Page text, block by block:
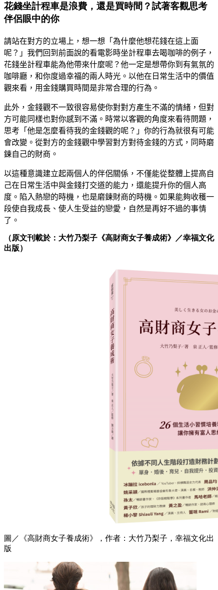
花錢坐計程車是浪費，還是買時間？試著客觀思考
伴侶眼中的你
請站在對方的立場上，想一想「為什麼他想花錢在這上面
呢？」 我們回到前面說的看電影時坐計程車去喝咖啡的例子，
花錢坐計程車能為他帶來什麼呢？ 他一定是想帶你到有氣氛的
咖啡廳，和你度過幸福的兩人時光。 以他在日常生活中的價值
觀來看，用金錢購買時間是非常合理的行為。
此外，金錢觀不一致很容易使你對對方產生不滿的情緒，但對
方可能同樣也對你感到不滿。 時常以客觀的角度來看待問題，
思考「他是怎麼看待我的金錢觀的呢？」你的行為就很有可能
會改變。 從對方的金錢觀中學習對方對待金錢的方式，同時磨
鍊自己的財商。
以這種意識建立起兩個人的伴侶關係，不僅能從整體上提高自
己在日常生活中與金錢打交道的能力，還能提升你的個人高
度。 陷入熱戀的時機，也是磨鍊財商的時機。 如果能夠收穫一
段使自我成長、使人生受益的戀愛，自然是再好不過的事情
了。
（原文刊載於：大竹乃梨子《高財商女子養成術》／幸福文化
出版）
圖／《高財商女子養成術》，作者：大竹乃梨子，幸福文化出
版